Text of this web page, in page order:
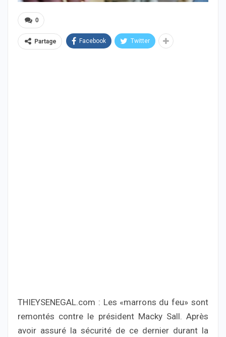
0
Partage Facebook Twitter
THIEYSENEGAL.com : Les «marrons du feu» sont
remontés contre le président Macky Sall. Après
avoir assuré la sécurité de ce dernier durant la